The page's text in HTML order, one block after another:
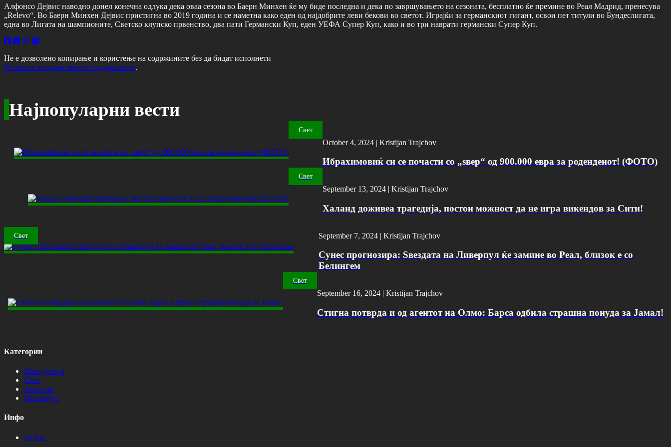
Алфонсо Дејвис наводно донел конечна одлука дека оваа сезона во Баерн Минхен ќе му биде последна и дека по завршувањето на сезоната, бесплатно ќе премине во Реал Мадрид, пренесува
„Relevo“. Во Баерн Минхен Дејвис пристигна во 2019 година и се наметна како еден од најдобрите леви бекови во светот. Играјќи за германскиот гигант, освои пет титули во Бундеслигата,
една во Лигата на шампионите, Светско клупско првенство, два пати Германски Куп, еден УЕФА Супер Куп, како и во три наврати германски Супер Куп.
Не е дозволено копирање и користење на содржините без да бидат исполнети
Условите за користење на содржините.
Најпопуларни вести
Свет
October 4, 2024 | Kristijan Trajchov
Ибрахимовиќ си се почасти со „ѕвер“ од 900.000 евра за роденденот! (ФОТО)
Свет
September 13, 2024 | Kristijan Trajchov
Халанд доживеа трагедија, постои можност да не игра викендов за Сити!
Свет September 7, 2024 | Kristijan Trajchov
Сунес прогнозира: Ѕвездата на Ливерпул ќе замине во Реал, близок е со
Белингем
Свет
September 16, 2024 | Kristijan Trajchov
Стигна потврда и од агентот на Олмо: Барса одбила страшна понуда за Јамал!
Категории
Македонија
Свет
Анализи
Интервјуа
Инфо
За Нас